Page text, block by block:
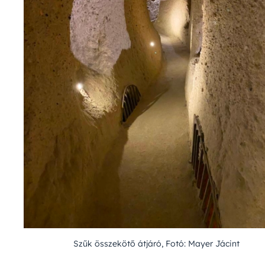
Szűk összekötő átjáró, Fotó: Mayer Jácint